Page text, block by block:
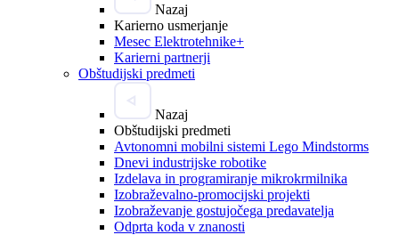
Nazaj
Karierno usmerjanje
Mesec Elektrotehnike+
Karierni partnerji
Obštudijski predmeti
Nazaj
Obštudijski predmeti
Avtonomni mobilni sistemi Lego Mindstorms
Dnevi industrijske robotike
Izdelava in programiranje mikrokrmilnika
Izobraževalno-promocijski projekti
Izobraževanje gostujočega predavatelja
Odprta koda v znanosti